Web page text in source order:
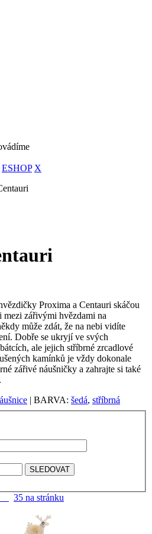
ESHOP X
Proxima a Centauri skáčou
mezi zářivými hvězdami na
může zdát, že na nebi vidíte
Dobře se ukryjí ve svých
ale jejich stříbrné zrcadlové
kamínků je vždy dokonale
zářivé náušničky a zahrajte si také
| BARVA: šedá, stříbrná
35 na stránku